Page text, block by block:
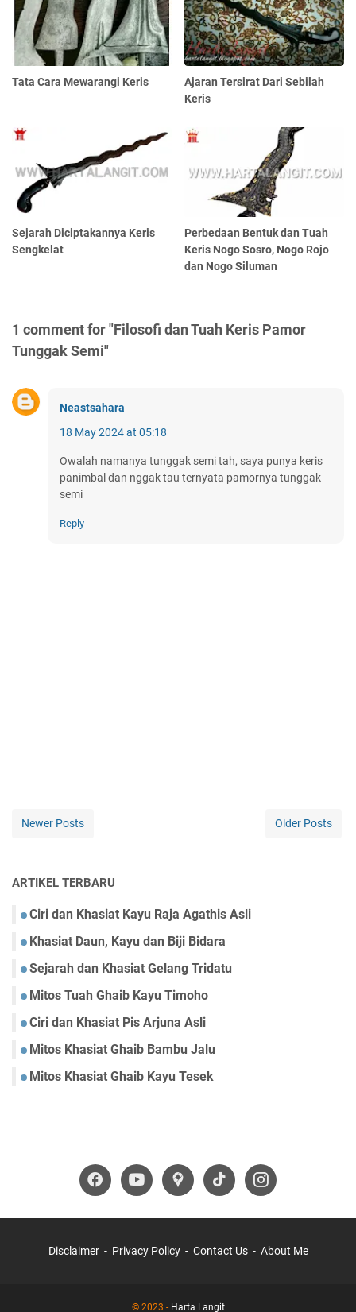
Tata Cara Mewarangi Keris
Ajaran Tersirat Dari Sebilah
Keris
Sejarah Diciptakannya Keris
Sengkelat
Perbedaan Bentuk dan Tuah
Keris Nogo Sosro, Nogo Rojo
dan Nogo Siluman
1 comment for "Filosofi dan Tuah Keris Pamor
Tunggak Semi"
Neastsahara
18 May 2024 at 05:18
Owalah namanya tunggak semi tah, saya punya keris
panimbal dan nggak tau ternyata pamornya tunggak
semi
Reply
Newer Posts Older Posts
ARTIKEL TERBARU
Ciri dan Khasiat Kayu Raja Agathis Asli
Khasiat Daun, Kayu dan Biji Bidara
Sejarah dan Khasiat Gelang Tridatu
Mitos Tuah Ghaib Kayu Timoho
Ciri dan Khasiat Pis Arjuna Asli
Mitos Khasiat Ghaib Bambu Jalu
Mitos Khasiat Ghaib Kayu Tesek
Disclaimer Privacy Policy Contact Us About Me
© 2023 - Harta Langit